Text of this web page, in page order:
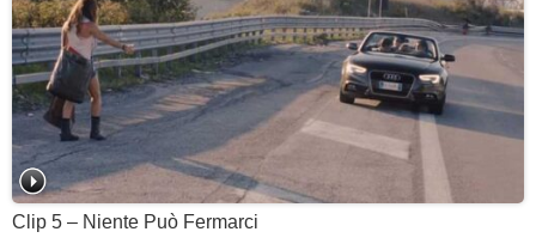
Clip 5 – Niente Può Fermarci